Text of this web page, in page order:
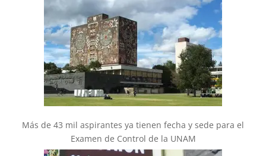
Más de 43 mil aspirantes ya tienen fecha y sede para el
Examen de Control de la UNAM